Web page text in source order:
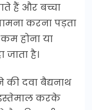
हैं और बच्चा
करना पड़ता
होना या
है।
दवा बैद्यनाथ
करके